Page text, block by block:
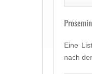
Eine
nach